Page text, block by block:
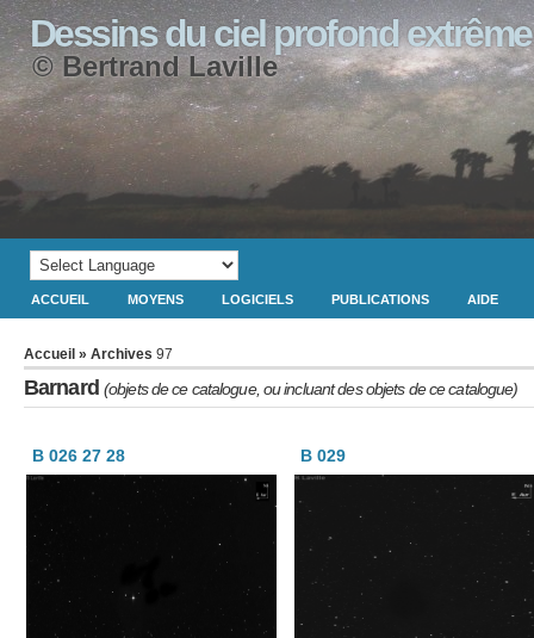
Dessins du ciel profond extrême
© Bertrand Laville
ACCUEIL MOYENS LOGICIELS PUBLICATIONS AIDE
Accueil » Archives 97
Barnard (objets de ce catalogue, ou incluant des objets de ce catalogue)
B 026 27 28 B 029